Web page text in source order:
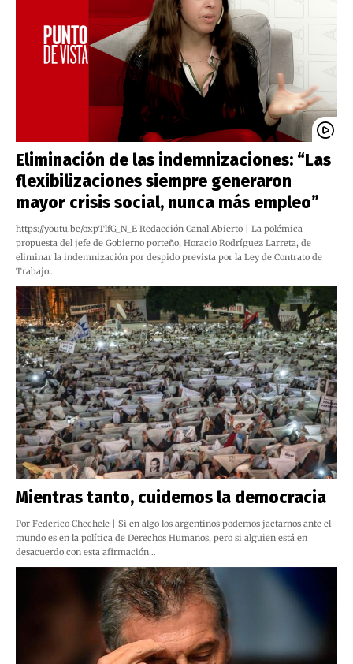
Eliminación de las indemnizaciones: “Las
flexibilizaciones siempre generaron
mayor crisis social, nunca más empleo”
https://youtu.be/oxpTlfG_N_E Redacción Canal Abierto | La polémica
propuesta del jefe de Gobierno porteño, Horacio Rodríguez Larreta, de
eliminar la indemnización por despido prevista por la Ley de Contrato de
Trabajo…
Mientras tanto, cuidemos la democracia
Por Federico Chechele | Si en algo los argentinos podemos jactarnos ante el
mundo es en la política de Derechos Humanos, pero si alguien está en
desacuerdo con esta afirmación…